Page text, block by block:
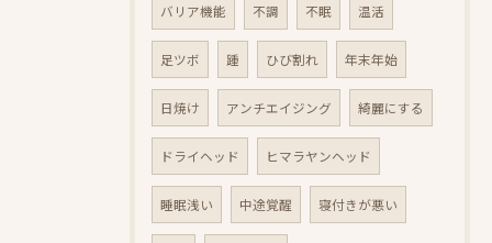
バリア機能 不調 不眠 温活
足ツボ 踵 ひび割れ 年末年始
日焼け アンチエイジング 綺麗にする
ドライヘッド ヒマラヤンヘッド
睡眠浅い 中途覚醒 寝付きが悪い